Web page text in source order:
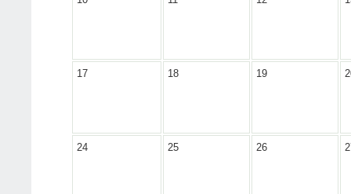
17 18 19
24 25 26